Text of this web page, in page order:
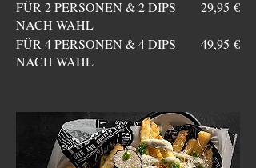
FÜR 2 PERSONEN & 2 DIPS
NACH WAHL
29,95 €
FÜR 4 PERSONEN & 4 DIPS
NACH WAHL
49,95 €